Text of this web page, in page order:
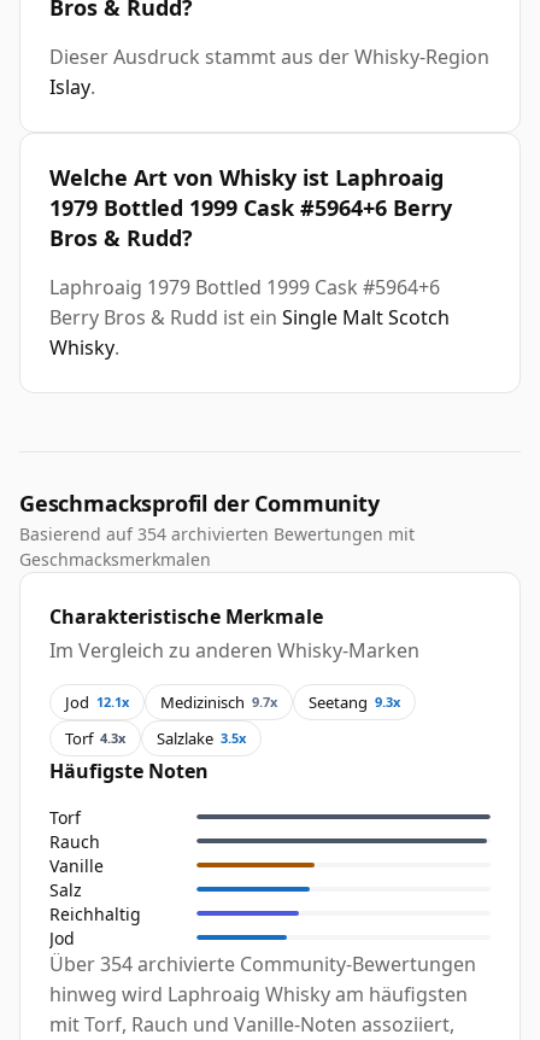
Bros & Rudd?
Dieser Ausdruck stammt aus der Whisky-Region
Islay.
Welche Art von Whisky ist Laphroaig
1979 Bottled 1999 Cask #5964+6 Berry
Bros & Rudd?
Laphroaig 1979 Bottled 1999 Cask #5964+6
Berry Bros & Rudd ist ein Single Malt Scotch
Whisky.
Geschmacksprofil der Community
Basierend auf 354 archivierten Bewertungen mit
Geschmacksmerkmalen
Charakteristische Merkmale
Im Vergleich zu anderen Whisky-Marken
Jod 12.1x Medizinisch 9.7x Seetang 9.3x
Torf 4.3x Salzlake 3.5x
Häufigste Noten
Torf
Rauch
Vanille
Salz
Reichhaltig
Jod
Über 354 archivierte Community-Bewertungen
hinweg wird Laphroaig Whisky am häufigsten
mit Torf, Rauch und Vanille-Noten assoziiert,